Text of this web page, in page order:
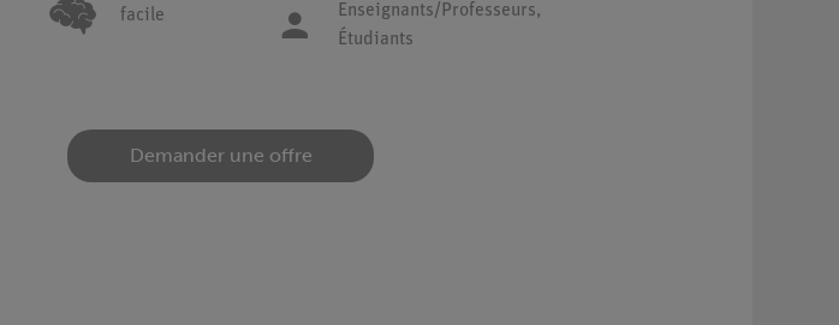
facile
Enseignants/Professeurs,
Étudiants
Demander une offre